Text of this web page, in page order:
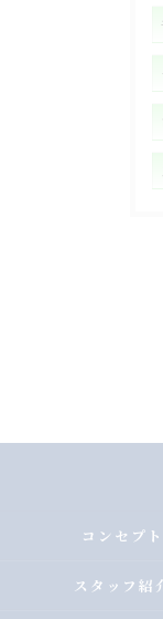
コンセプト
スタッフ紹